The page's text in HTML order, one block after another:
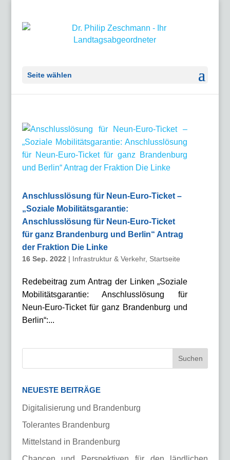
Seite wählen
Anschlusslösung für Neun-Euro-Ticket –
„Soziale Mobilitätsgarantie:
Anschlusslösung für Neun-Euro-Ticket
für ganz Brandenburg und Berlin“ Antrag
der Fraktion Die Linke
16 Sep. 2022 | Infrastruktur & Verkehr, Startseite
Redebeitrag zum Antrag der Linken „Soziale
Mobilitätsgarantie: Anschlusslösung für
Neun-Euro-Ticket für ganz Brandenburg und
Berlin“:...
NEUESTE BEITRÄGE
Digitalisierung und Brandenburg
Tolerantes Brandenburg
Mittelstand in Brandenburg